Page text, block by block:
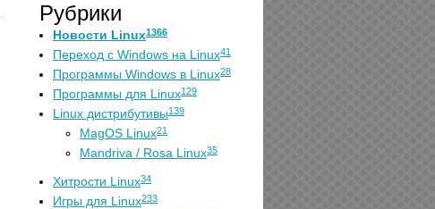
Рубрики
Новости Linux1366
Переход с Windows на Linux41
Программы Windows в Linux28
Программы для Linux129
Linux дистрибутивы139
MagOS Linux21
Mandriva / Rosa Linux35
Хитрости Linux34
Игры для Linux233